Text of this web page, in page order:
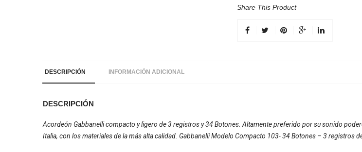
Share This Product
DESCRIPCIÓN INFORMACIÓN ADICIONAL
DESCRIPCIÓN
Acordeón Gabbanelli compacto y ligero de 3 registros y 34 Botones. Altamente preferido por su sonido
Italia, con los materiales de la más alta calidad. Gabbanelli Modelo Compacto 103- 34 Botones – 3 registros